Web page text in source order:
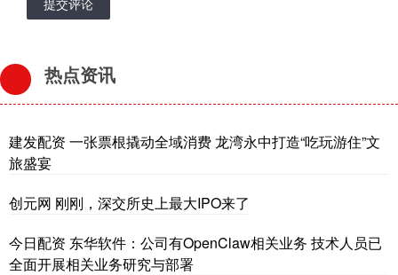
热点资讯
建发配资 一张票根撬动全域消费 龙湾永中打造“吃玩游住”文
旅盛宴
创元网 刚刚，深交所史上最大IPO来了
今日配资 东华软件：公司有OpenClaw相关业务 技术人员已
全面开展相关业务研究与部署